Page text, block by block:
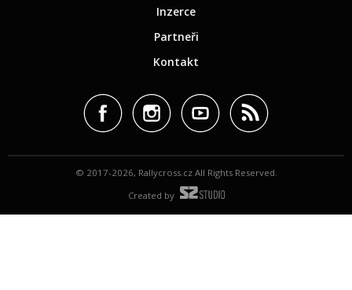
Inzerce
Partneři
Kontakt
© 2017-2026, Rallycross.cz All Rights Reserved.
Created by